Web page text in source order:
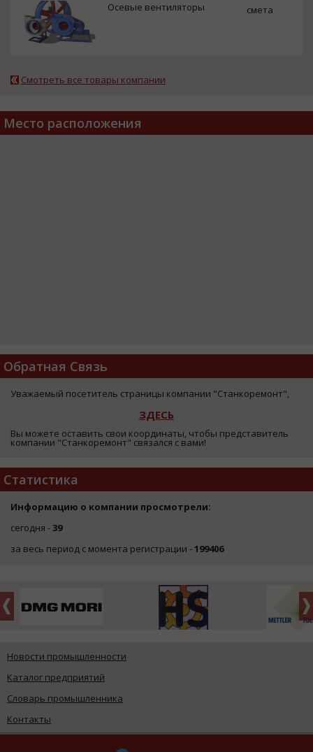
Осевые вентиляторы смета
Смотреть все товары компании
Место расположения
Обратная Связь
Уважаемый посетитель страницы компании "Станкоремонт",
ЗДЕСЬ
Вы можете оставить свои координаты, чтобы представитель
компании "Станкоремонт" связался с вами!
Статистика
Информацию о компании просмотрели:
сегодня -39
за весь период с момента регистрации -199406
Новости промышленности
Каталог предприятий
Словарь промышленника
Контакты